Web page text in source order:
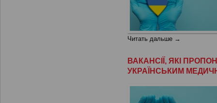
Читать дальше →
ВАКАНСІЇ, ЯКІ
УКРАЇНСЬКИМ